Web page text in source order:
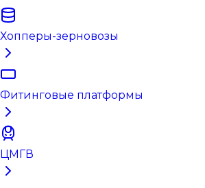
Хопперы-зерновозы
Фитинговые платформы
ЦМГВ